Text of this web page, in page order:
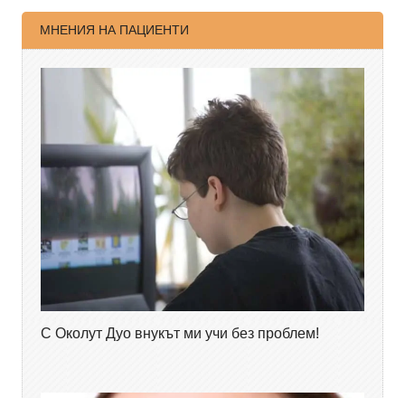
МНЕНИЯ НА ПАЦИЕНТИ
С Околут Дуо внукът ми учи без проблем!